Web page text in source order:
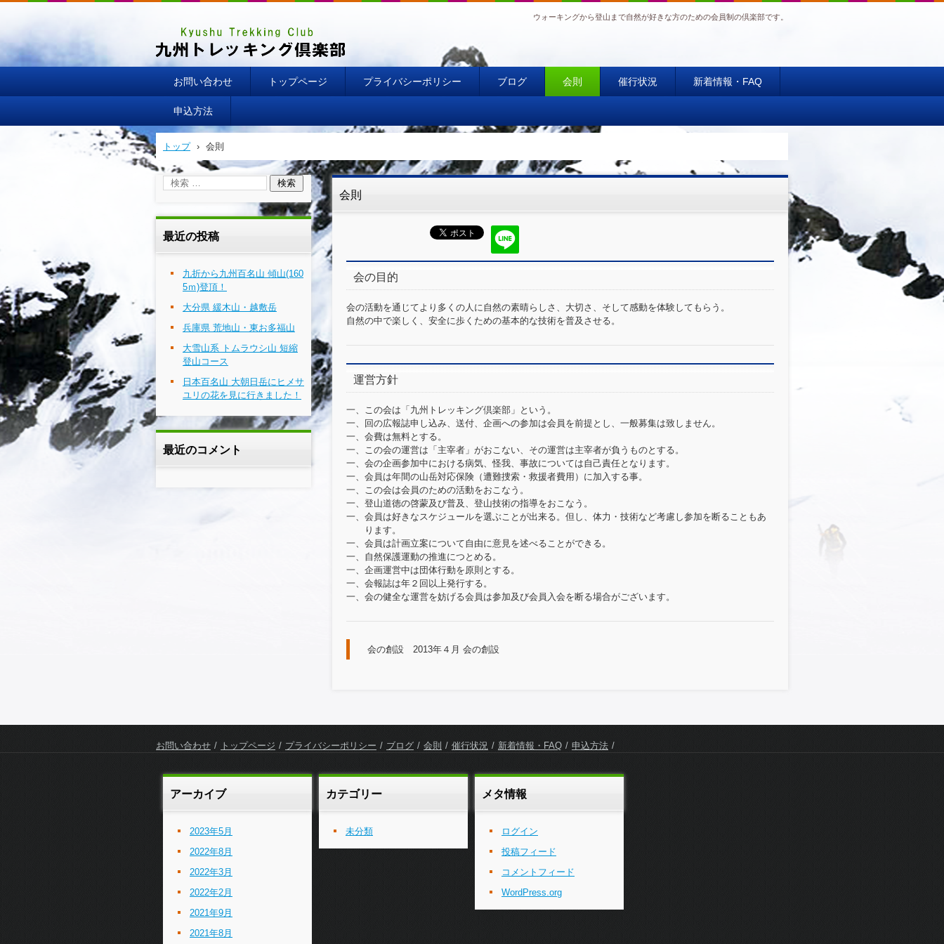
ウォーキングから登山まで自然が好きな方のための会員制の倶楽部です。
お問い合わせ トップページ プライバシーポリシー ブログ 会則 催行状況 新着情報・FAQ
申込方法
トップ › 会則
会則
会の目的
会の活動を通じてより多くの人に自然の素晴らしさ、大切さ、そして感動を体験してもらう。
自然の中で楽しく、安全に歩くための基本的な技術を普及させる。
運営方針
一、この会は「九州トレッキング倶楽部」という。
一、回の広報誌申し込み、送付、企画への参加は会員を前提とし、一般募集は致しません。
一、会費は無料とする。
一、この会の運営は「主宰者」がおこない、その運営は主宰者が負うものとする。
一、会の企画参加中における病気、怪我、事故については自己責任となります。
一、会員は年間の山岳対応保険（遭難捜索・救援者費用）に加入する事。
一、この会は会員のための活動をおこなう。
一、登山道徳の啓蒙及び普及、登山技術の指導をおこなう。
一、会員は好きなスケジュールを選ぶことが出来る。但し、体力・技術など考慮し参加を断ることもあ
ります。
一、会員は計画立案について自由に意見を述べることができる。
一、自然保護運動の推進につとめる。
一、企画運営中は団体行動を原則とする。
一、会報誌は年２回以上発行する。
一、会の健全な運営を妨げる会員は参加及び会員入会を断る場合がございます。
会の創設 2013年４月 会の創設
最近の投稿
九折から九州百名山 傾山(160
5ｍ)登頂！
大分県 緩木山・越敷岳
兵庫県 荒地山・東お多福山
大雪山系 トムラウシ山 短縮
登山コース
日本百名山 大朝日岳にヒメサ
ユリの花を見に行きました！
最近のコメント
お問い合わせ トップページ プライバシーポリシー ブログ 会則 催行状況 新着情報・FAQ 申込方法
アーカイブ
2023年5月
2022年8月
2022年3月
2022年2月
2021年9月
2021年8月
カテゴリー
未分類
メタ情報
ログイン
投稿フィード
コメントフィード
WordPress.org